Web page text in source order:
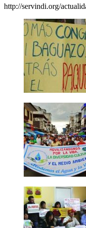
http://servindi.org/